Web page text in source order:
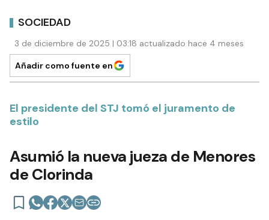
SOCIEDAD
3 de diciembre de 2025 | 03:18 actualizado hace 4 meses
Añadir como fuente en
El presidente del STJ tomó el juramento de
estilo
Asumió la nueva jueza de Menores
de Clorinda